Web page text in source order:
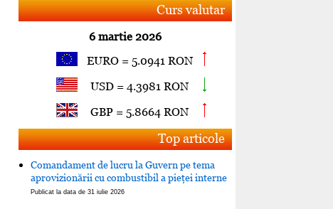
Curs valutar
6 martie 2026
EURO = 5.0941 RON
USD = 4.3981 RON
GBP = 5.8664 RON
Top articole
Comandament de lucru la Guvern pe tema
aprovizionării cu combustibil a pieţei interne
Publicat la data de 31 iulie 2026